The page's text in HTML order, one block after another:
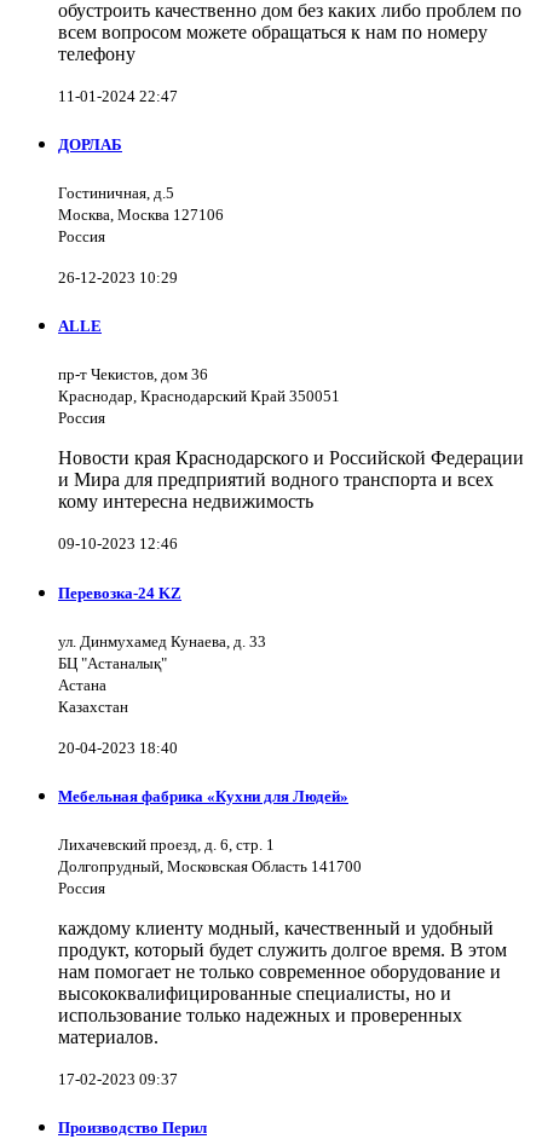
обустроить качественно дом без каких либо проблем по
всем вопросом можете обращаться к нам по номеру
телефону
11-01-2024 22:47
ДОРЛАБ
Гостиничная, д.5
Москва, Москва 127106
Россия
26-12-2023 10:29
ALLE
пр-т Чекистов, дом 36
Краснодар, Краснодарский Край 350051
Россия
Новости края Краснодарского и Российской Федерации
и Мира для предприятий водного транспорта и всех
кому интересна недвижимость
09-10-2023 12:46
Перевозка-24 KZ
ул. Динмухамед Кунаева, д. 33
БЦ "Астаналық"
Астана
Казахстан
20-04-2023 18:40
Мебельная фабрика «Кухни для Людей»
Лихачевский проезд, д. 6, стр. 1
Долгопрудный, Московская Область 141700
Россия
каждому клиенту модный, качественный и удобный
продукт, который будет служить долгое время. В этом
нам помогает не только современное оборудование и
высококвалифицированные специалисты, но и
использование только надежных и проверенных
материалов.
17-02-2023 09:37
Производство Перил